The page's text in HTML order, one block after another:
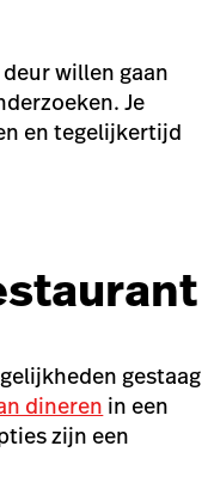
willen gaan
Je
en tegelijkertijd
gestaag
dineren in een
zijn een